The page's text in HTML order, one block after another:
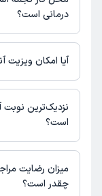
درمانی است؟
اطلاعاتی درباره محل
نیست.
آیا امکان ویزیت
در حال حاضر اطلاعاتی
در دسترس نیست. برای
نزدیک‌ترین نوبت
است؟
نجمه السادات پورنجفی از روز پنج‌شنبه 15
میزان رضایت
چقدر است؟